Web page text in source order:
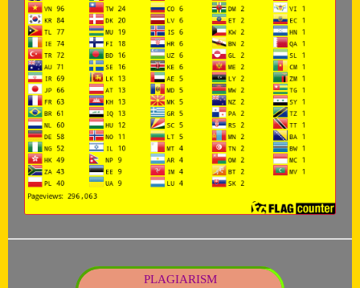
PLAGIARISM